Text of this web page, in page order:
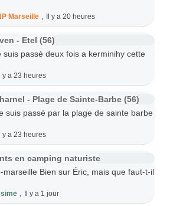
Marseille Il y a 20 heures
- Etel (56)
suis passé deux fois a kerminihy cette
Il y a 23 heures
- Plage de Sainte-Barbe (56)
suis passé par la plage de sainte barbe
Il y a 23 heures
en camping naturiste
marseille Bien sur Éric, mais que faut-t-il
Il y a 1 jour